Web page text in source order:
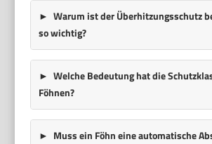
Warum ist der Überhitzungsschutz
so wichtig?
Welche Bedeutung hat die
Föhnen?
Muss ein Föhn eine automatische